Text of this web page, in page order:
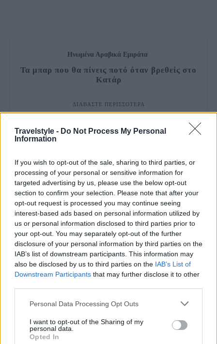
Travelstyle - Do Not Process My Personal
Information
If you wish to opt-out of the sale, sharing to third parties, or
processing of your personal or sensitive information for
targeted advertising by us, please use the below opt-out
section to confirm your selection. Please note that after your
opt-out request is processed you may continue seeing
interest-based ads based on personal information utilized by
us or personal information disclosed to third parties prior to
your opt-out. You may separately opt-out of the further
disclosure of your personal information by third parties on the
IAB’s list of downstream participants. This information may
also be disclosed by us to third parties on the IAB’s List of
Downstream Participants that may further disclose it to other
Please note that this website/app uses one or more Google
not limited to your visit or usage behaviour. You may click to
grant or deny consent to Google and its third-party tags to
use your data for below specified purposes in below Google
Personal Data Processing Opt Outs
I want to opt-out of the Sharing of my
personal data.
Opted In
Ηνωμένα Αραβικά Εμιράτα
Τα μπαρ που θα πίνεις ποτό όταν βρεθείς στο
Κατάρ
ΔΙΑΒΆΣΤΕ ΠΕΡΙΣΣΌΤΕΡΑ
Ευρώπη
Οι ζωολογικοί κήποι στην Ευρώπη που
ΔΙΑΒΆΣΤΕ ΠΕΡΙΣΣΌΤΕΡΑ